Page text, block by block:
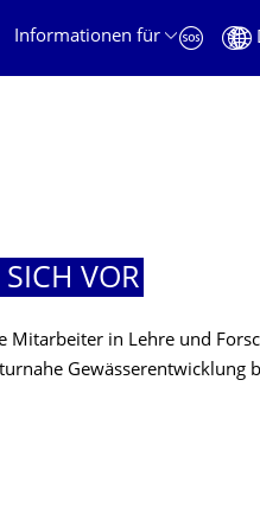
Informationen für
SICH VOR
Mitarbeiter in Lehre und
Gewässerentwicklung